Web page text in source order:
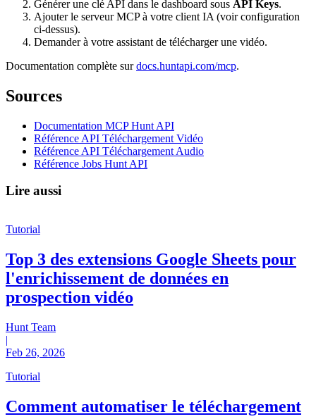
Générer une clé API dans le dashboard sous API Keys.
Ajouter le serveur MCP à votre client IA (voir configuration
ci-dessus).
Demander à votre assistant de télécharger une vidéo.
Documentation complète surdocs.huntapi.com/mcp.
Sources
Documentation MCP Hunt API
Référence API Téléchargement Vidéo
Référence API Téléchargement Audio
Référence Jobs Hunt API
Lire aussi
Tutorial
Top 3 des extensions Google Sheets pour
l'enrichissement de données en
prospection vidéo
Hunt Team
|
Feb 26, 2026
Tutorial
Comment automatiser le téléchargement